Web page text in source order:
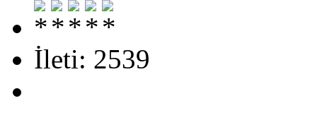
İleti: 2539